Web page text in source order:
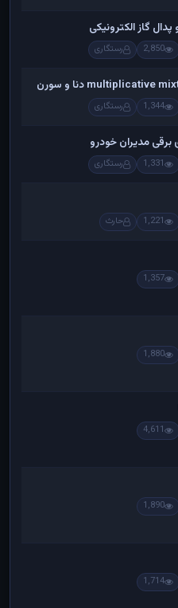
گاز الکترونیکی
2,850 رستگاری
1,344 رستگاری
مدیران خودرو
1,331 رستگاری
1,221 حارث
1,357
1,880
4,611
1,890
1,714